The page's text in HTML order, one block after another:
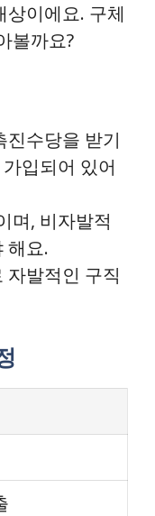
이에요. 구체
볼까요?
진수당을 받기
입되어 있어
며, 비자발적
해요.
자발적인 구직